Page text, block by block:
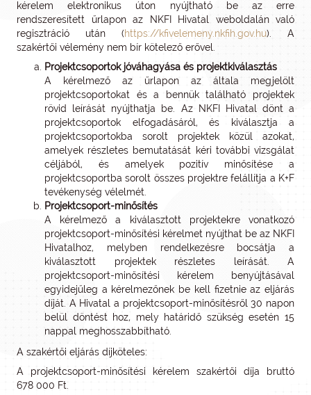
kérelem elektronikus úton nyújtható be az erre
rendszeresített űrlapon az NKFI Hivatal weboldalán való
regisztráció után (https://kfivelemeny.nkfih.gov.hu). A
szakértői vélemény nem bír kötelező erővel.
Projektcsoportok jóváhagyása és projektkiválasztás
A kérelmező az űrlapon az általa megjelölt
projektcsoportokat és a bennük található projektek
rövid leírását nyújthatja be. Az NKFI Hivatal dönt a
projektcsoportok elfogadásáról, és kiválasztja a
projektcsoportokba sorolt projektek közül azokat,
amelyek részletes bemutatását kéri további vizsgálat
céljából, és amelyek pozitív minősítése a
projektcsoportba sorolt összes projektre felállítja a K+F
tevékenység vélelmét.
Projektcsoport-minősítés
A kérelmező a kiválasztott projektekre vonatkozó
projektcsoport-minősítési kérelmet nyújthat be az NKFI
Hivatalhoz, melyben rendelkezésre bocsátja a
kiválasztott projektek részletes leírását. A
projektcsoport-minősítési kérelem benyújtásával
egyidejűleg a kérelmezőnek be kell fizetnie az eljárás
díját. A Hivatal a projektcsoport-minősítésről 30 napon
belül döntést hoz, mely határidő szükség esetén 15
nappal meghosszabbítható.
A szakértői eljárás díjköteles:
A projektcsoport-minősítési kérelem szakértői díja bruttó
678 000 Ft.